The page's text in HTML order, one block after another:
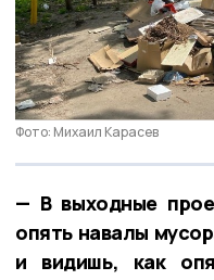
Фото: Михаил Карасев
— В выходные
опять навалы
и видишь, как